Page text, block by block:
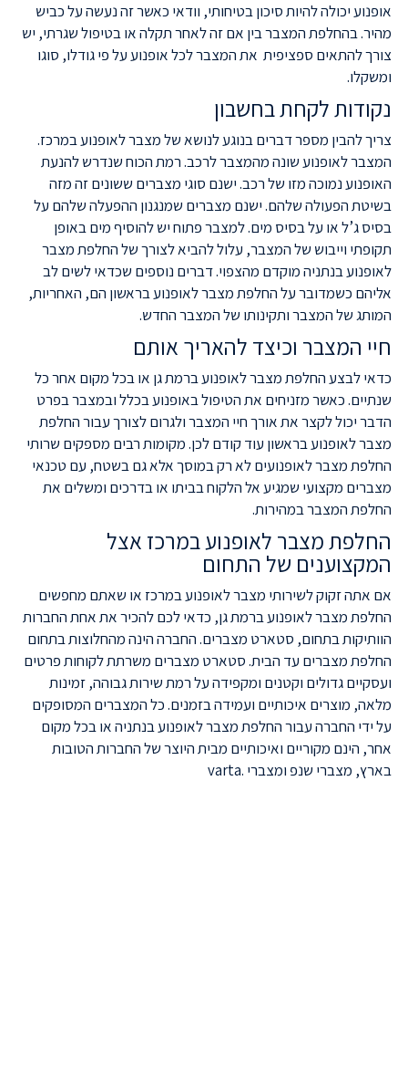
אופנוע יכולה להיות סיכון בטיחותי, וודאי כאשר זה נעשה על כביש
מהיר. בהחלפת המצבר בין אם זה לאחר תקלה או בטיפול שגרתי, יש
צורך להתאים ספציפית את המצבר לכל אופנוע על פי גודלו, סוגו
ומשקלו.
נקודות לקחת בחשבון
צריך להבין מספר דברים בנוגע לנושא של מצבר לאופנוע במרכז.
המצבר לאופנוע שונה מהמצבר לרכב. רמת הכוח שנדרש להנעת
האופנוע נמוכה מזו של רכב. ישנם סוגי מצברים ששונים זה מזה
בשיטת הפעולה שלהם. ישנם מצברים שמנגנון ההפעלה שלהם על
בסיס ג’ל או על בסיס מים. למצבר פתוח יש להוסיף מים באופן
תקופתי וייבוש של המצבר, עלול להביא לצורך של החלפת מצבר
לאופנוע בנתניה מוקדם מהצפוי. דברים נוספים שכדאי לשים לב
אליהם כשמדובר על החלפת מצבר לאופנוע בראשון הם, האחריות,
המותג של המצבר ותקינותו של המצבר החדש.
חיי המצבר וכיצד להאריך אותם
כדאי לבצע החלפת מצבר לאופנוע ברמת גן או בכל מקום אחר כל
שנתיים. כאשר מזניחים את הטיפול באופנוע בכלל ובמצבר בפרט
הדבר יכול לקצר את אורך חיי המצבר ולגרום לצורך עבור החלפת
מצבר לאופנוע בראשון עוד קודם לכן. מקומות רבים מספקים שרותי
החלפת מצבר לאופנועים לא רק במוסך אלא גם בשטח, עם טכנאי
מצברים מקצועי שמגיע אל הלקוח בביתו או בדרכים ומשלים את
החלפת המצבר במהירות.
החלפת מצבר לאופנוע במרכז אצל
המקצוענים של התחום
אם אתה זקוק לשירותי מצבר לאופנוע במרכז או שאתם מחפשים
החלפת מצבר לאופנוע ברמת גן, כדאי לכם להכיר את אחת החברות
הוותיקות בתחום, סטארט מצברים. החברה הינה מהחלוצות בתחום
החלפת מצברים עד הבית. סטארט מצברים משרתת לקוחות פרטים
ועסקיים גדולים וקטנים ומקפידה על רמת שירות גבוהה, זמינות
מלאה, מוצרים איכותיים ועמידה בזמנים. כל המצברים המסופקים
על ידי החברה עבור החלפת מצבר לאופנוע בנתניה או בכל מקום
אחר, הינם מקוריים ואיכותיים מבית היוצר של החברות הטובות
בארץ, מצברי שנפ ומצברי .varta